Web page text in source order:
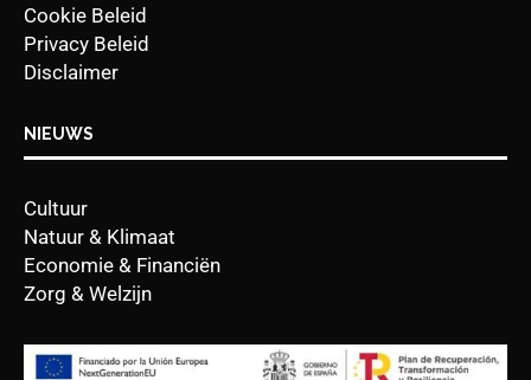
Cookie Beleid
Privacy Beleid
Disclaimer
NIEUWS
Cultuur
Natuur & Klimaat
Economie & Financiën
Zorg & Welzijn